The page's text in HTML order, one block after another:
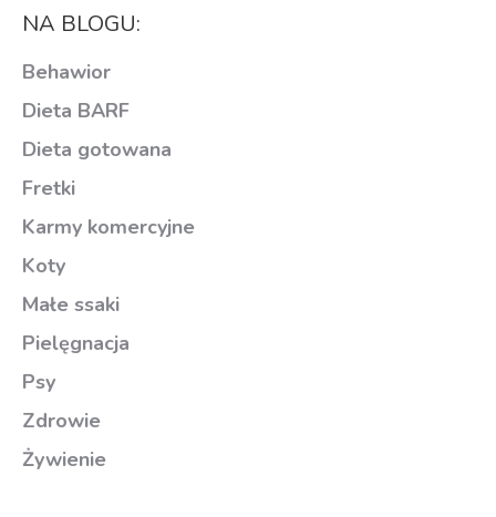
NA BLOGU:
Behawior
Dieta BARF
Dieta gotowana
Fretki
Karmy komercyjne
Koty
Małe ssaki
Pielęgnacja
Psy
Zdrowie
Żywienie